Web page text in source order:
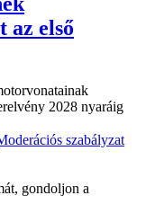
az első
2028 nyaráig
szabályzat
gondoljon a